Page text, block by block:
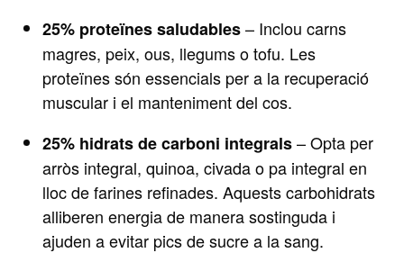
25% proteïnes saludables– Inclou carns
magres, peix, ous, llegums o tofu. Les
proteïnes són essencials per a la recuperació
muscular i el manteniment del cos.
25% hidrats de carboni integrals– Opta per
arròs integral, quinoa, civada o pa integral en
lloc de farines refinades. Aquests carbohidrats
alliberen energia de manera sostinguda i
ajuden a evitar pics de sucre a la sang.